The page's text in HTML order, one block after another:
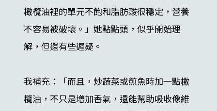
橄欖油裡的單元不飽和脂肪酸很穩定，營養
不容易被破壞。」她點點頭，似乎開始理
解，但還有些遲疑。
我補充：「而且，炒蔬菜或煎魚時加一點橄
欖油，不只是增加香氣，還能幫助吸收像維